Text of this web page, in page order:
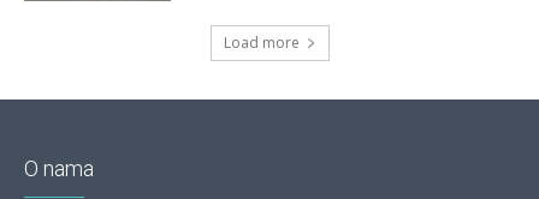
Load more
O nama